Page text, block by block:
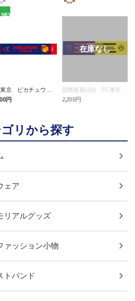
NEW
東京 ピカチュウ タ
マフラー
円
国際親善試合 FC東京
対 ボルシア ドルトムン
ト プリントタオルマフ
2,200円
リから探す
ェア
リアルグッズ
ァッション小物
トバンド